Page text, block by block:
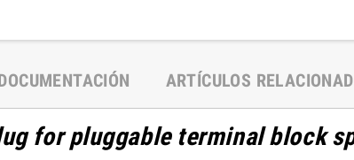
ARTÍCULOS
for pluggable terminal block